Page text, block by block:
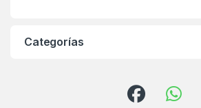
Categorías